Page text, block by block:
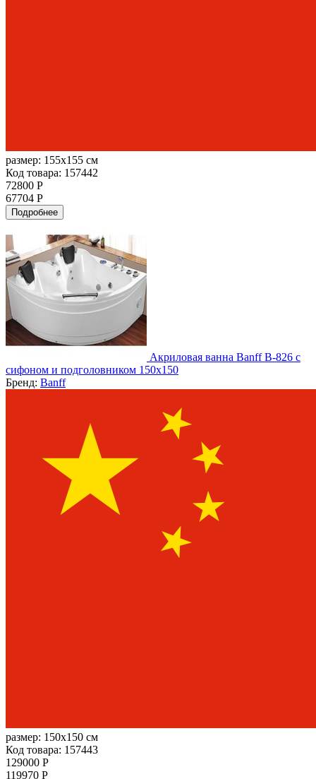
размер: 155x155 см
Код товара: 157442
72800 Р
67704 Р
Подробнее
Акриловая ванна Banff B-826 с
сифоном и подголовником 150х150
Бренд: Banff
размер: 150x150 см
Код товара: 157443
129000 Р
119970 Р